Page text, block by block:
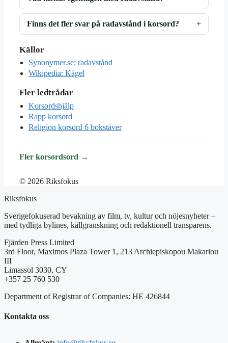
Finns det fler svar på radavstånd i korsord?
Källor
Synonymer.se: radavstånd
Wikipedia: Kägel
Fler ledtrådar
Korsordshjälp
Rapp korsord
Religion korsord 6 bokstäver
Fler korsordsord →
© 2026 Riksfokus
Riksfokus
Sverigefokuserad bevakning av film, tv, kultur och nöjesnyheter –
med tydliga bylines, källgranskning och redaktionell transparens.
Fjärden Press Limited
3rd Floor, Maximos Plaza Tower 1, 213 Archiepiskopou Makariou
III
Limassol 3030, CY
+357 25 760 530
Department of Registrar of Companies: HE 426844
Kontakta oss